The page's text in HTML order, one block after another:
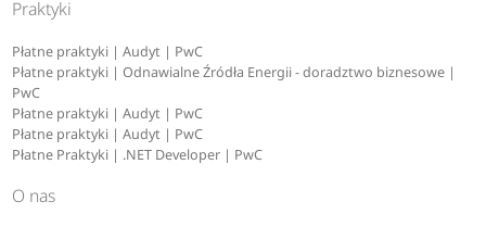
Praktyki
Płatne praktyki | Audyt | PwC
Płatne praktyki | Odnawialne Źródła Energii - doradztwo biznesowe |
PwC
Płatne praktyki | Audyt | PwC
Płatne praktyki | Audyt | PwC
Płatne Praktyki | .NET Developer | PwC
O nas